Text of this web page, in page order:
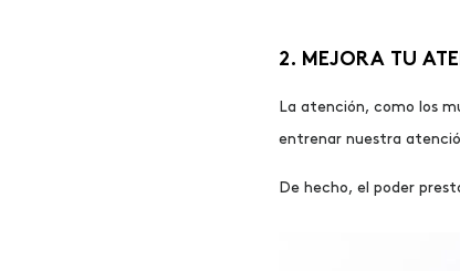
2. MEJORA TU
La atención, como los
entrenar nuestra
De hecho, el poder